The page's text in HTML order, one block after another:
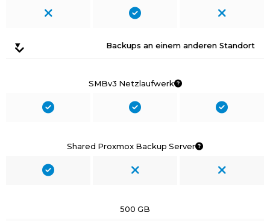
Backups an einem anderen Standort
SMBv3 Netzlaufwerk
Shared Proxmox Backup Server
500 GB